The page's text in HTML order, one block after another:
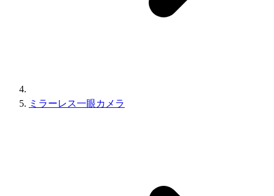
ミラーレス一眼カメラ